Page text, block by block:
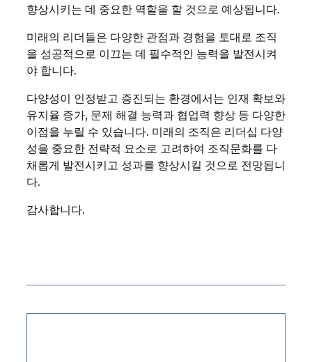
향상시키는 데 중요한 역할을 할 것으로 예상됩니다.
미래의 리더들은 다양한 관점과 경험을 토대로 조직
을 성공적으로 이끄는 데 필수적인 능력을 발전시켜
야 합니다.
다양성이 인정받고 증진되는 환경에서는 인재 확보와
유지율 증가, 문제 해결 능력과 협업력 향상 등 다양한
이점을 누릴 수 있습니다. 미래의 조직은 리더십 다양
성을 중요한 전략적 요소로 고려하여 조직문화를 다
채롭게 발전시키고 성과를 향상시킬 것으로 전망됩니
다.
감사합니다.